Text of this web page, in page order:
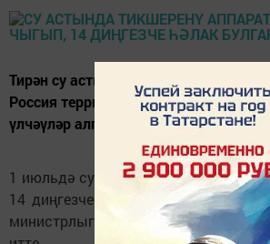
Тирән су астында фәнни-тикшеренү
Россия территориаль суларында
үлчәүләр алган вакытта аппарат
1 июльдә су астында тикшеренү
14 диңгезче һәлак булган. Бу
министрлыгына сылтама белән
ТАСС